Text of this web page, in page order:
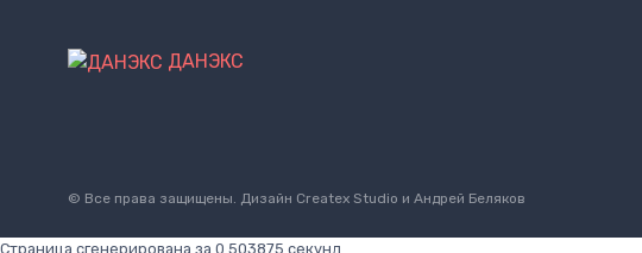
ДАНЭКС
© Все права защищены. Дизайн Createx Studio и Андрей Беляков
Страница сгенерирована за 0.503875 секунд